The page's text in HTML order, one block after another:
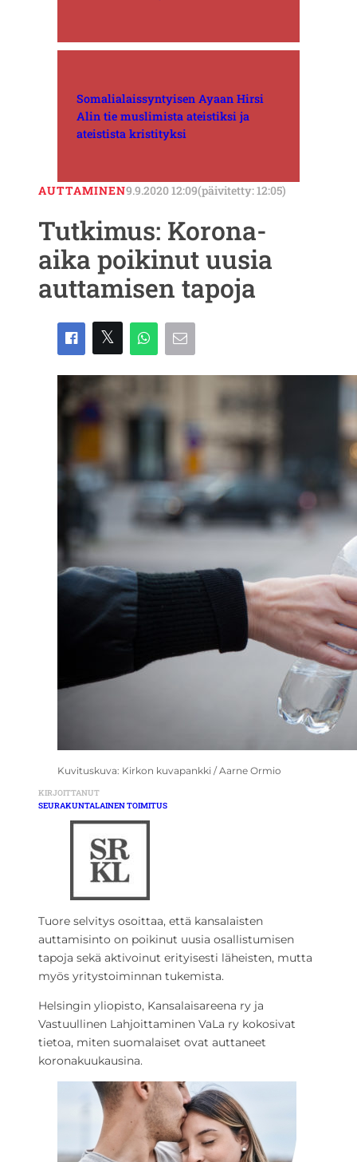
Somalialaissyntyisen Ayaan Hirsi
Alin tie muslimista ateistiksi ja
ateistista kristityksi
AUTTAMINEN9.9.2020 12:09(päivitetty: 12:05)
Tutkimus: Korona-
aika poikinut uusia
auttamisen tapoja
Kuvituskuva: Kirkon kuvapankki / Aarne Ormio
KIRJOITTANUT
SEURAKUNTALAINEN TOIMITUS
Tuore selvitys osoittaa, että kansalaisten
auttamisinto on poikinut uusia osallistumisen
tapoja sekä aktivoinut erityisesti läheisten, mutta
myös yritystoiminnan tukemista.
Helsingin yliopisto, Kansalaisareena ry ja
Vastuullinen Lahjoittaminen VaLa ry kokosivat
tietoa, miten suomalaiset ovat auttaneet
koronakuukausina.